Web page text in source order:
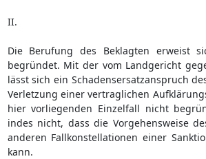
II.
Die Berufung des Beklagten erweist
begründet. Mit der vom Landgericht
lässt sich ein Schadensersatzanspruch
Verletzung einer vertraglichen
hier vorliegenden Einzelfall nicht
indes nicht, dass die Vorgehensweise
anderen Fallkonstellationen einer
kann.